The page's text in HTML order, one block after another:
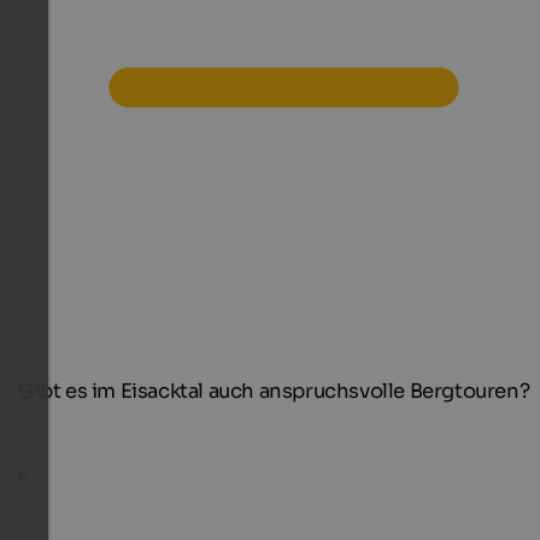
Gibt es im Eisacktal auch anspruchsvolle Bergtouren?